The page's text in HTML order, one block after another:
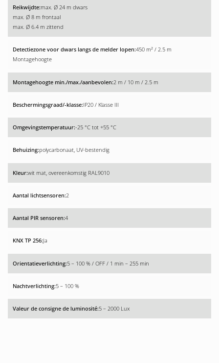
max. Ø 24 m dwars
max. Ø 8 m frontaal
max. Ø 6.4 m zittend
450 m² / 2.5 m
Montagehoogte
2 m / 10 m / 2.5 m
IP20 / Klasse III
-25 °C tot +55 °C
polycarbonaat, UV-bestendig
wit mat, overeenkomstig RAL9010
2
4
Ja
5 – 100 % / OFF / 1 min – 255 min
5 – 100 %
5 – 2000 Lux